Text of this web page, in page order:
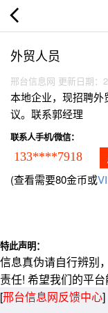
外贸人员
邢台信息网 更新日期：
本地企业，现招聘
议。联系郭经理
联系人手机/微信：
133****7918
(查看需要80金币或
特此声明：
信息真伪请自行辨别
责任! 希望我们的平台
[邢台信息网反馈中心]